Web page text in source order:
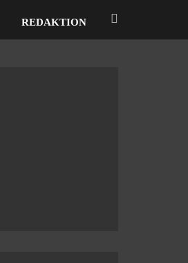
REDAKTION